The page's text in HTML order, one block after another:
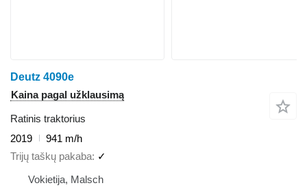
Deutz 4090e
Kaina pagal užklausimą
Ratinis traktorius
2019
941 m/h
Trijų taškų pakaba ✓
Vokietija, Malsch